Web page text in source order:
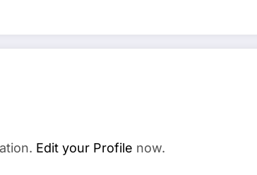
Edit your Profile now.